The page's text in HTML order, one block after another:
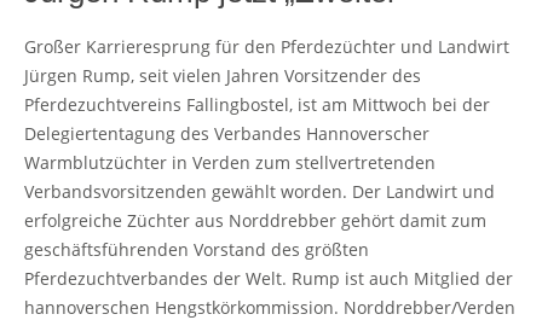
Großer Karrieresprung für den Pferdezüchter und Landwirt
Jürgen Rump, seit vielen Jahren Vorsitzender des
Pferdezuchtvereins Fallingbostel, ist am Mittwoch bei der
Delegiertentagung des Verbandes Hannoverscher
Warmblutzüchter in Verden zum stellvertretenden
Verbandsvorsitzenden gewählt worden. Der Landwirt und
erfolgreiche Züchter aus Norddrebber gehört damit zum
geschäftsführenden Vorstand des größten
Pferdezuchtverbandes der Welt. Rump ist auch Mitglied der
hannoverschen Hengstkörkommission. Norddrebber/Verden